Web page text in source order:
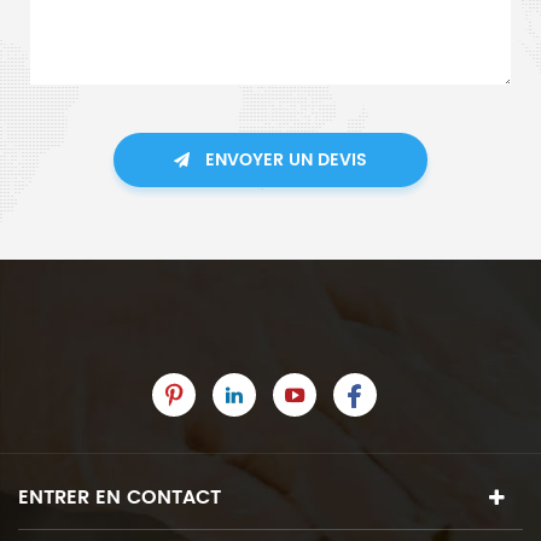
ENVOYER UN DEVIS
ENTRER EN CONTACT